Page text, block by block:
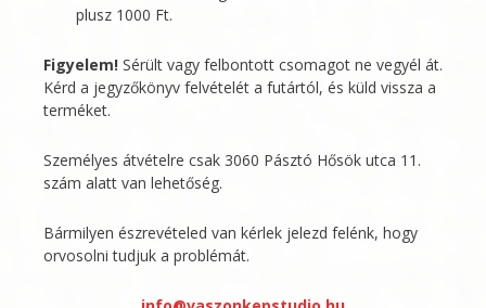
plusz 1000 Ft.
Figyelem! Sérült vagy felbontott csomagot ne vegyél át.
Kérd a jegyzőkönyv felvételét a futártól, és küld vissza a
terméket.
Személyes átvételre csak 3060 Pásztó Hősök utca 11.
szám alatt van lehetőség.
Bármilyen észrevételed van kérlek jelezd felénk, hogy
orvosolni tudjuk a problémát.